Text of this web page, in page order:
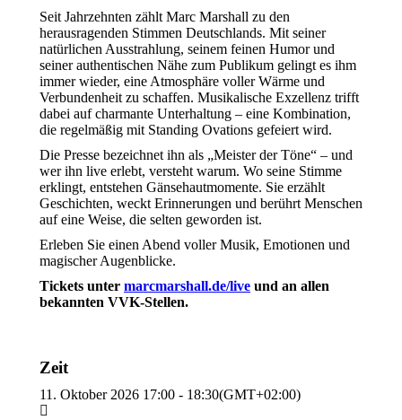
Seit Jahrzehnten zählt Marc Marshall zu den
herausragenden Stimmen Deutschlands. Mit seiner
natürlichen Ausstrahlung, seinem feinen Humor und
seiner authentischen Nähe zum Publikum gelingt es ihm
immer wieder, eine Atmosphäre voller Wärme und
Verbundenheit zu schaffen. Musikalische Exzellenz trifft
dabei auf charmante Unterhaltung – eine Kombination,
die regelmäßig mit Standing Ovations gefeiert wird.
Die Presse bezeichnet ihn als „Meister der Töne“ – und
wer ihn live erlebt, versteht warum. Wo seine Stimme
erklingt, entstehen Gänsehautmomente. Sie erzählt
Geschichten, weckt Erinnerungen und berührt Menschen
auf eine Weise, die selten geworden ist.
Erleben Sie einen Abend voller Musik, Emotionen und
magischer Augenblicke.
Tickets unter marcmarshall.de/live und an allen
bekannten VVK-Stellen.
Zeit
11. Oktober 2026 17:00 - 18:30(GMT+02:00)